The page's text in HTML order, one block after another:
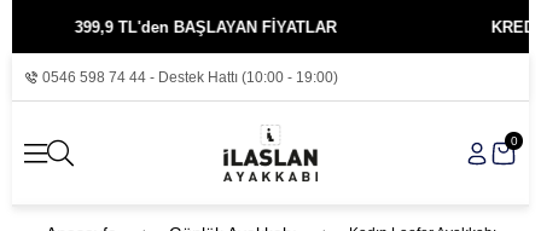
399,9 TL'den BAŞLAYAN FİYATLAR KREDİ
0546 598 74 44 - Destek Hattı (10:00 - 19:00)
0